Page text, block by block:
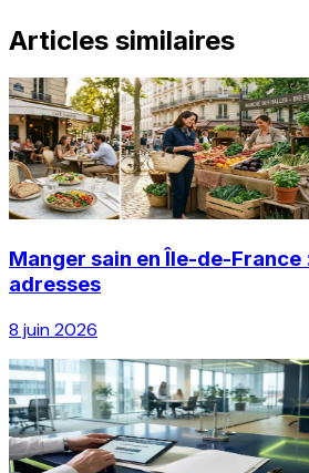
Articles similaires
Manger sain en Île-de-France
adresses
8 juin 2026